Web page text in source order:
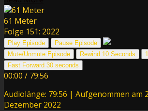
61 Meter
Folge 151: 2022
Play Episode
Pause Episode
Mute/Unmute Episode
Rewind 10 Seconds
Fast Forward 30 seconds
00:00 / 79:56
Audiolänge: 79:56 | Aufgenommen am
Dezember 2022